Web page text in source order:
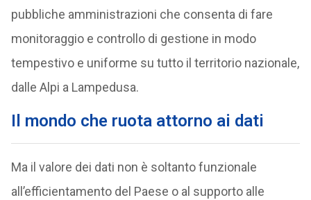
pubbliche amministrazioni che consenta di fare
monitoraggio e controllo di gestione in modo
tempestivo e uniforme su tutto il territorio nazionale,
dalle Alpi a Lampedusa.
Il mondo che ruota attorno ai dati
Ma il valore dei dati non è soltanto funzionale
all’efficientamento del Paese o al supporto alle